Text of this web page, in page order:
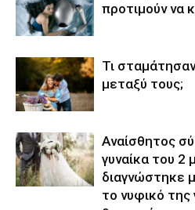
προτιμούν να
Τι
μεταξύ τους;
Αναίσθητος
γυναίκα του 2
διαγνώστηκε
το νυφικό της